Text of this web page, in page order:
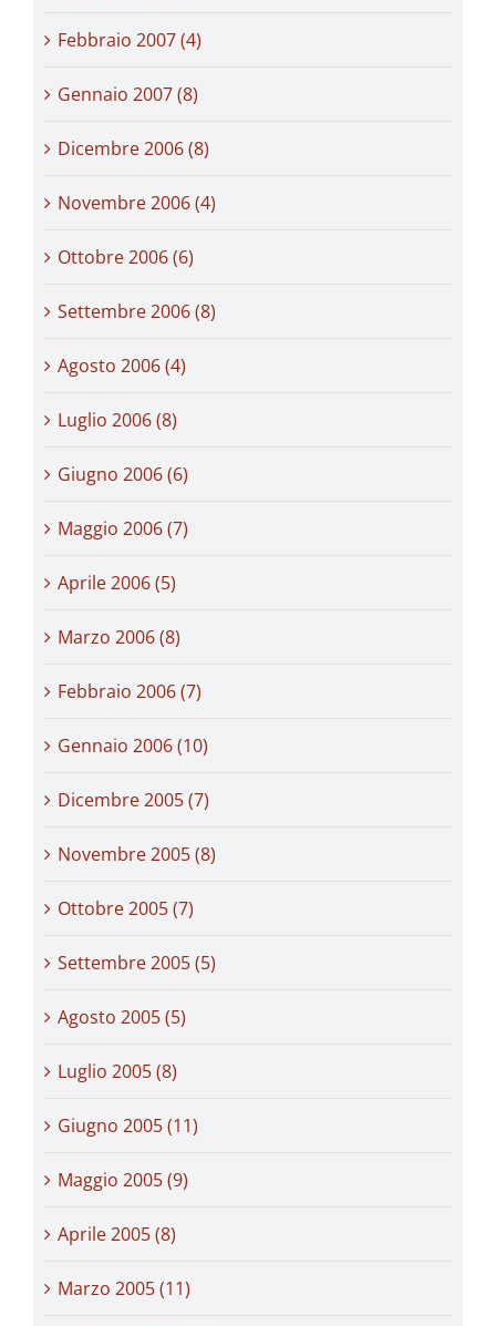
Febbraio 2007 (4)
Gennaio 2007 (8)
Dicembre 2006 (8)
Novembre 2006 (4)
Ottobre 2006 (6)
Settembre 2006 (8)
Agosto 2006 (4)
Luglio 2006 (8)
Giugno 2006 (6)
Maggio 2006 (7)
Aprile 2006 (5)
Marzo 2006 (8)
Febbraio 2006 (7)
Gennaio 2006 (10)
Dicembre 2005 (7)
Novembre 2005 (8)
Ottobre 2005 (7)
Settembre 2005 (5)
Agosto 2005 (5)
Luglio 2005 (8)
Giugno 2005 (11)
Maggio 2005 (9)
Aprile 2005 (8)
Marzo 2005 (11)